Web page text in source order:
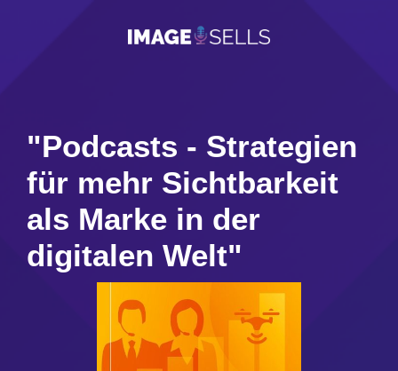
"Podcasts - Strategien
für mehr Sichtbarkeit
als Marke in der
digitalen Welt"